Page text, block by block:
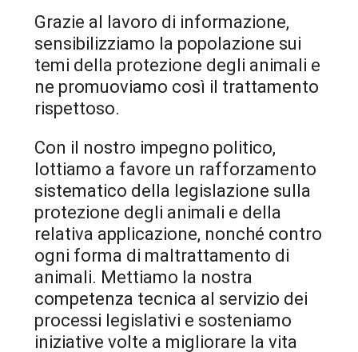
Grazie al lavoro di informazione,
sensibilizziamo la popolazione sui
temi della protezione degli animali e
ne promuoviamo così il trattamento
rispettoso.
Con il nostro impegno politico,
lottiamo a favore un rafforzamento
sistematico della legislazione sulla
protezione degli animali e della
relativa applicazione, nonché contro
ogni forma di maltrattamento di
animali. Mettiamo la nostra
competenza tecnica al servizio dei
processi legislativi e sosteniamo
iniziative volte a migliorare la vita